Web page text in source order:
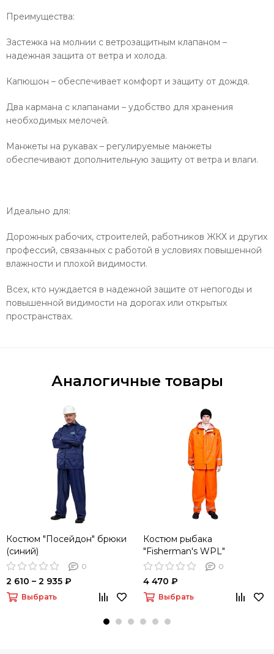
Преимущества:
Застежка на молнии с ветрозащитным клапаном –
надежная защита от ветра и холода.
Капюшон – обеспечивает комфорт и защиту от дождя.
Два кармана с клапанами – удобство для хранения
необходимых мелочей.
Манжеты на рукавах – регулируемые манжеты
обеспечивают дополнительную защиту от ветра и влаги.
Идеально для:
Дорожных рабочих, строителей, работников ЖКХ и других
профессий, связанных с работой в условиях повышенной
влажности и плохой видимости.
Всех, кто нуждается в надежной защите от непогоды и
повышенной видимости на дорогах или открытых
пространствах.
Аналогичные товары
Костюм "Посейдон" брюки
(синий)
0
2 610 – 2 935 ₽
Выбрать
Костюм рыбака
"Fisherman's WPL"
полукомбинезон
(оранжевый)
0
4 470 ₽
Выбрать